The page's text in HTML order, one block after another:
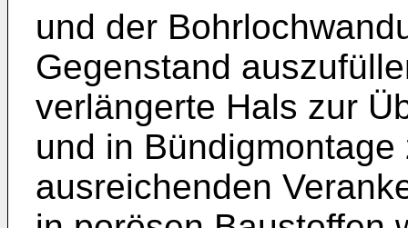
und der
Gegenstand
verlängerte Hals zur
und in
ausreichenden